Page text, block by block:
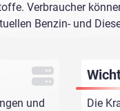
Verbraucher
Benzin- und
und
Die